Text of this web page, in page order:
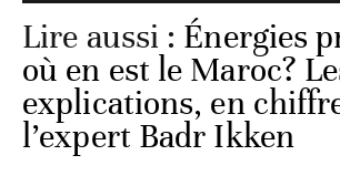
Lire aussi : Énergies
où en est le Maroc?
explications, en
l’expert Badr Ikken